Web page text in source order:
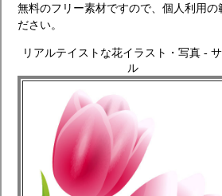
無料のフリー素材ですので、個人利用の
ださい。
リアルテイストな花イラスト・写真 -
ル